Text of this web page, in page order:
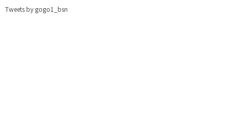
Tweets by gogo1_bsn